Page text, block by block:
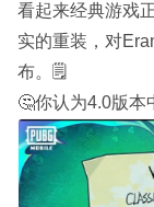
看起来经典游戏
实的重装，对
布。🗒️
🤔你认为4.0版本